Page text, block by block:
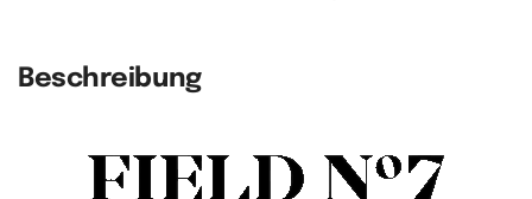
Beschreibung